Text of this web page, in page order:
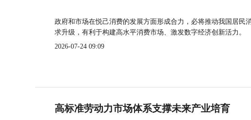
政府和市场在悦己消费的发展方面形成合力，必将推动我国居民
求升级，有利于构建高水平消费市场、激发数字经济创新活力。
2026-07-24 09:09
高标准劳动力市场体系支撑未来产业培育